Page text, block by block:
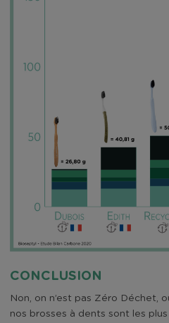
CONCLUSION
Non, on n’est pas Zéro Déchet,
nos brosses à dents sont les